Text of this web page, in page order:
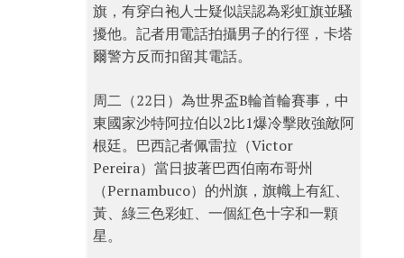
旗，有穿白袍人士疑似誤認為彩虹旗並騷
擾他。記者用電話拍攝男子的行徑，卡塔
爾警方反而扣留其電話。
周二（22日）為世界盃B輪首輪賽事，中
東國家沙特阿拉伯以2比1爆冷擊敗強敵阿
根廷。巴西記者佩雷拉（Victor
Pereira）當日披著巴西伯南布哥州
（Pernambuco）的州旗，旗幟上有紅、
黃、綠三色彩虹、一個紅色十字和一顆
星。